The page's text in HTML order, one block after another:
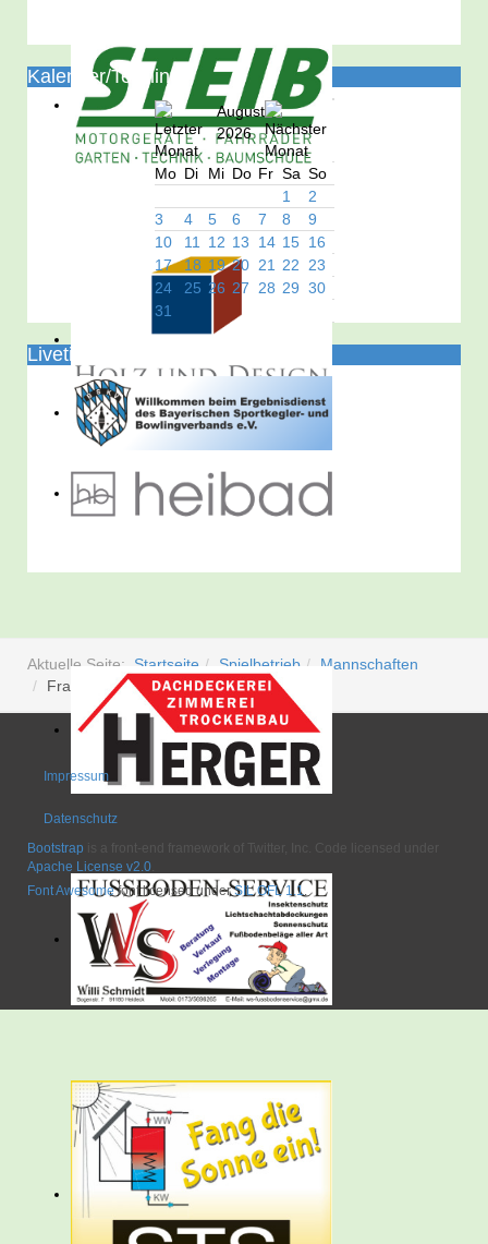
Kalender/Termine
August
2026
Mo Di Mi Do Fr Sa So
1
2
3
4 5 6 7 8
9
10
11 12 13 14 15 16
17
18 19 20 21 22 23
24
25 26 27 28 29 30
31
Liveticker
Aktuelle Seite: Startseite Spielbetrieb
Mannschaften
Frauen 1
Impressum
Datenschutz
Bootstrap is a front-end framework of Twitter, Inc. Code licensed under
Apache License v2.0
Font Awesomefont licensed underSIL OFL 1.1.